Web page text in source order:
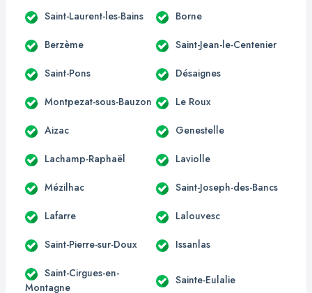
Saint-Laurent-les-Bains Borne
Berzème Saint-Jean-le-Centenier
Saint-Pons Désaignes
Montpezat-sous-Bauzon Le Roux
Aizac Genestelle
Lachamp-Raphaël Laviolle
Mézilhac Saint-Joseph-des-Bancs
Lafarre Lalouvesc
Saint-Pierre-sur-Doux Issanlas
Saint-Cirgues-en-
Montagne
Sainte-Eulalie